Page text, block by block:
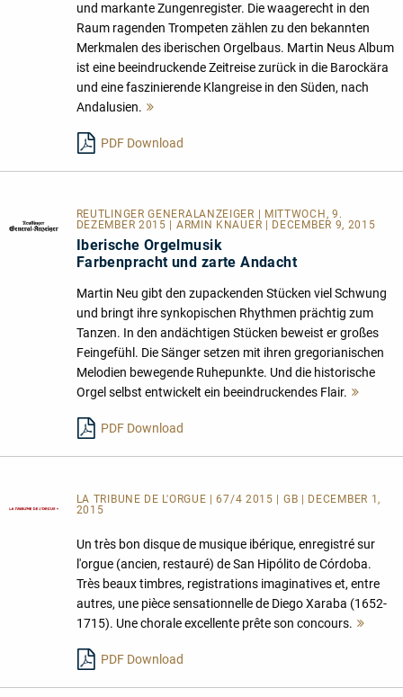
und markante Zungenregister. Die waagerecht in den
Raum ragenden Trompeten zählen zu den bekannten
Merkmalen des iberischen Orgelbaus. Martin Neus Album
ist eine beeindruckende Zeitreise zurück in die Barockära
und eine faszinierende Klangreise in den Süden, nach
Andalusien.
PDF Download
REUTLINGER GENERALANZEIGER | MITTWOCH, 9.
DEZEMBER 2015 | ARMIN KNAUER | DECEMBER 9, 2015
Iberische Orgelmusik
Farbenpracht und zarte Andacht
Martin Neu gibt den zupackenden Stücken viel Schwung
und bringt ihre synkopischen Rhythmen prächtig zum
Tanzen. In den andächtigen Stücken beweist er großes
Feingefühl. Die Sänger setzen mit ihren gregorianischen
Melodien bewegende Ruhepunkte. Und die historische
Orgel selbst entwickelt ein beeindruckendes Flair.
PDF Download
LA TRIBUNE DE L'ORGUE | 67/4 2015 | GB | DECEMBER 1,
2015
Un très bon disque de musique ibérique, enregistré sur
l'orgue (ancien, restauré) de San Hipólito de Córdoba.
Très beaux timbres, registrations imaginatives et, entre
autres, une pièce sensationnelle de Diego Xaraba (1652-
1715). Une chorale excellente prête son concours.
PDF Download